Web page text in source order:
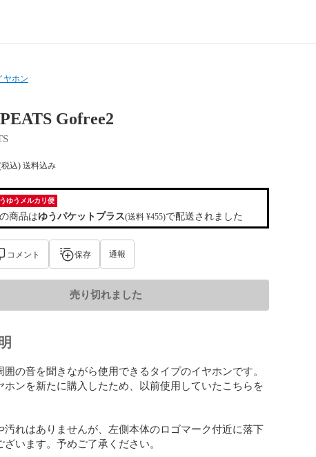
ヤホン
Gofree2
税込) 送料込み
ゆうメルカリ便
商品はゆうパケットプラス(送料 ¥455)で配送されました
コメント 保存 通報
売り切れました
囲の音を聞きながら使用できるタイプのイヤホンです。
ホンを新たに購入したため、以前使用していたこちらを
汚れはありませんが、左側本体のロゴマーク付近に落下
います。予めご了承ください。